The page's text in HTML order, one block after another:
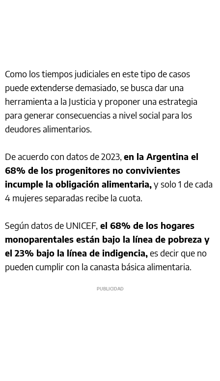
Como los tiempos judiciales en este tipo de casos
puede extenderse demasiado, se busca dar una
herramienta a la Justicia y proponer una estrategia
para generar consecuencias a nivel social para los
deudores alimentarios.
De acuerdo con datos de 2023, en la Argentina el
68% de los progenitores no convivientes
incumple la obligación alimentaria,y solo 1 de cada
4 mujeres separadas recibe la cuota.
Según datos de UNICEF, el 68% de los hogares
monoparentales están bajo la línea de pobreza y
el 23% bajo la línea de indigencia,es decir que no
pueden cumplir con la canasta básica alimentaria.